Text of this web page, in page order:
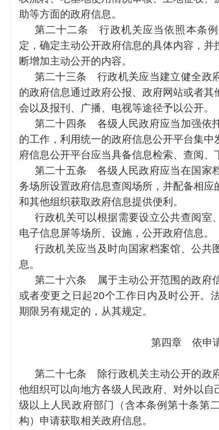
助等方面的政府信息。
第二十二条 行政机关应当依照本条
定，确定主动公开政府信息的具体内容，
断增加主动公开的内容。
第二十三条 行政机关应当建立健全政
的政府信息通过政府公报、政府网站或者
会以及报刊、广播、电视等途径予以公开。
第二十四条 各级人民政府应当加强依
的工作，利用统一的政府信息公开平台集
府信息公开平台应当具备信息检索、查阅、
第二十五条 各级人民政府应当在国家
务场所设置政府信息查阅场所，并配备相
和其他组织获取政府信息提供便利。
行政机关可以根据需要设立公共查阅室
电子信息屏等场所、设施，公开政府信息。
行政机关应当及时向国家档案馆、公共
息。
第二十六条 属于主动公开范围的政府
或者变更之日起20个工作日内及时公开。
期限另有规定的，从其规定。
第四章 依申
第二十七条 除行政机关主动公开的政
他组织可以向地方各级人民政府、对外以
级以上人民政府部门（含本条例第十条第
构）申请获取相关政府信息。